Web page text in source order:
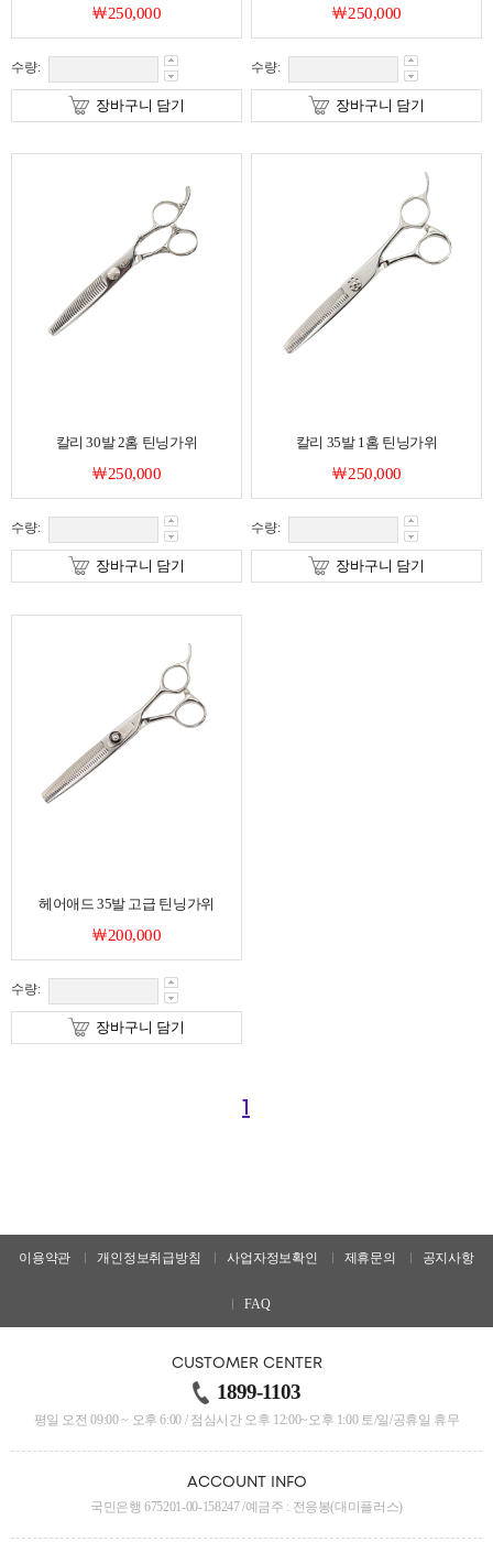
￦250,000
수량:
장바구니 담기
￦250,000
수량:
장바구니 담기
칼리 30발 2홈 틴닝가위
￦250,000
수량:
장바구니 담기
칼리 35발 1홈 틴닝가위
￦250,000
수량:
장바구니 담기
헤어애드 35발 고급 틴닝가위
￦200,000
수량:
장바구니 담기
1
이용약관 개인정보취급방침 사업자정보확인 제휴문의 공지사항
FAQ
CUSTOMER CENTER
1899-1103
평일 오전 09:00 ~ 오후 6:00 / 점심시간 오후 12:00~오후 1:00 토/일/공휴일 휴무
ACCOUNT INFO
국민은행 675201-00-158247 /예금주 : 전응봉(대미플러스)